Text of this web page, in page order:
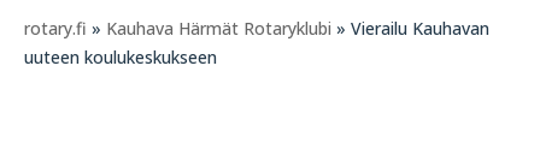
rotary.fi » Kauhava Härmät Rotaryklubi » Vierailu Kauhavan
uuteen koulukeskukseen